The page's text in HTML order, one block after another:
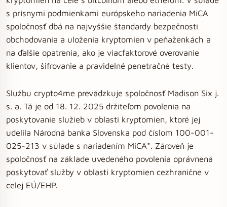
s prísnymi podmienkami európskeho nariadenia MiCA
spoločnosť dbá na najvyššie štandardy bezpečnosti
obchodovania a uloženia kryptomien v peňaženkách a
na ďalšie opatrenia, ako je viacfaktorové overovanie
klientov, šifrovanie a pravidelné penetračné testy.
Službu crypto4me prevádzkuje spoločnosť Madison Six j.
s. a. Tá je od 18. 12. 2025 držiteľom povolenia na
poskytovanie služieb v oblasti kryptomien, ktoré jej
udelila Národná banka Slovenska pod číslom 100-001-
025-213 v súlade s nariadením MiCA*. Zároveň je
spoločnosť na základe uvedeného povolenia oprávnená
poskytovať služby v oblasti kryptomien cezhranične v
celej EÚ/EHP.